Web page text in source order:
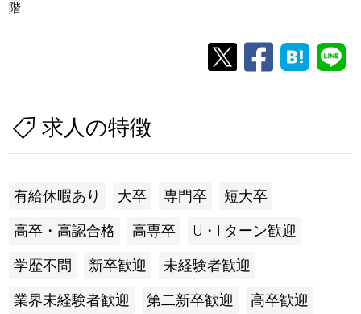
階
求人の特徴
有給休暇あり 大卒 専門卒 短大卒
高卒・高認合格 高専卒 U・I ターン歓迎
学歴不問 新卒歓迎 未経験者歓迎
業界未経験者歓迎 第二新卒歓迎 高卒歓迎